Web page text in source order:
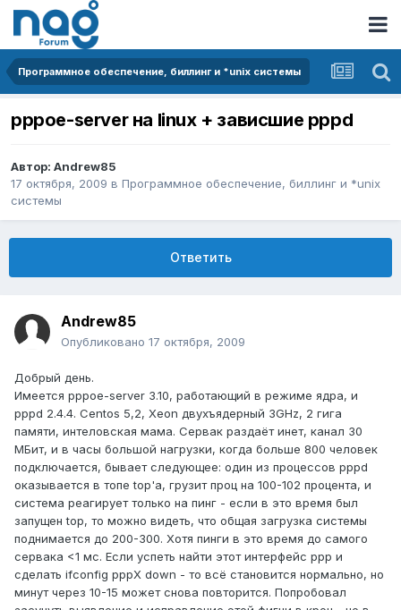
Программное обеспечение, биллинг и *unix системы
pppoe-server на linux + зависшие pppd
Автор: Andrew85
17 октября, 2009 в Программное обеспечение, биллинг и *unix
системы
Ответить
Andrew85
Опубликовано 17 октября, 2009
Добрый день.
Имеется pppoe-server 3.10, работающий в режиме ядра, и
pppd 2.4.4. Centos 5,2, Xeon двухъядерный 3GHz, 2 гига
памяти, интеловская мама. Сервак раздаёт инет, канал 30
МБит, и в часы большой нагрузки, когда больше 800 человек
подключается, бывает следующее: один из процессов pppd
оказывается в топе top'а, грузит проц на 100-102 процента, и
система реагирует только на пинг - если в это время был
запущен top, то можно видеть, что общая загрузка системы
поднимается до 200-300. Хотя пинги в это время до самого
сервака <1 мс. Если успеть найти этот интерфейс ppp и
сделать ifconfig pppX down - то всё становится нормально, но
минут через 10-15 может снова повторится. Попробовал